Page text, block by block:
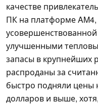
качестве
ПК на платформе
улучшенными
запасы в крупнейших
распроданы за
быстро подняли цены
долларов и выше,